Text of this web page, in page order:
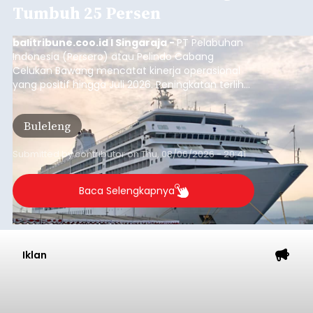
Tumbuh 25 Persen
balitribune.coo.id I Singaraja -PT Pelabuhan
Indonesia (Persero) atau Pelindo Cabang
Celukan Bawang mencatat kinerja operasional
yang positif hingga Juli 2026. Peningkatan terlihat
dari arus kapal yang mencapai 1,48 juta Gross
Tonnage (GT), atau tumbuh 12,4 persen
dibandingkan periode yang sama tahun lalu
yang tercatat sebesar 1,32 juta GT.
Buleleng
Submitted bycontributoronThu, 08/06/2026 - 20:41
Baca Selengkapnya
Iklan